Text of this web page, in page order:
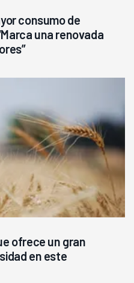
consumo de
una renovada
ofrece un gran
en este